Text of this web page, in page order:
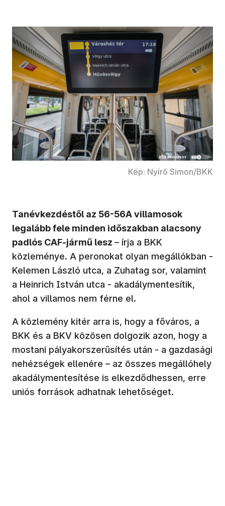
Kép: Nyírő Simon/BKK
Tanévkezdéstől az 56-56A villamosok
legalább fele minden időszakban alacsony
padlós CAF-jármű lesz – írja a BKK
közleménye. A peronokat olyan megállókban ­-
Kelemen László utca, a Zuhatag sor, valamint
a Heinrich István utca - akadálymentesítik,
ahol a villamos nem férne el.
A közlemény kitér arra is, hogy a főváros, a
BKK és a BKV közösen dolgozik azon, hogy a
mostani pályakorszerűsítés után - a gazdasági
nehézségek ellenére – az összes megállóhely
akadálymentesítése is elkezdődhessen, erre
uniós források adhatnak lehetőséget.